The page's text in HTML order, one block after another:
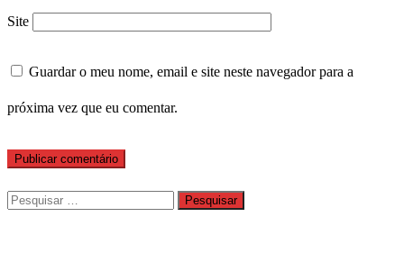
Site
Guardar o meu nome, email e site neste navegador para a
próxima vez que eu comentar.
Pesquisar
por: